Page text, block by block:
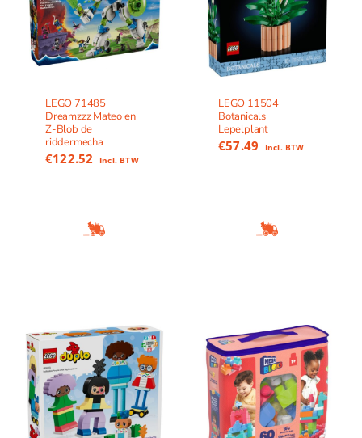
LEGO 71485
Dreamzzz Mateo en
Z-Blob de
riddermecha
€122.52 Incl. BTW
LEGO 11504
Botanicals
Lepelplant
€57.49 Incl. BTW